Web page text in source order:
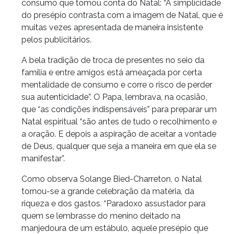
consumo que tomou conta do Natal: “A simplicidade
do presépio contrasta com a imagem de Natal, que é
muitas vezes apresentada de maneira insistente
pelos publicitários.
A bela tradição de troca de presentes no seio da
família e entre amigos está ameaçada por certa
mentalidade de consumo e corre o risco de perder
sua autenticidade”. O Papa, lembrava, na ocasião,
que “as condições indispensáveis” para preparar um
Natal espiritual “são antes de tudo o recolhimento e
a oração. E depois a aspiração de aceitar a vontade
de Deus, qualquer que seja a maneira em que ela se
manifestar”.
Como observa Solange Bied-Charreton, o Natal
tornou-se a grande celebração da matéria, da
riqueza e dos gastos. “Paradoxo assustador para
quem se lembrasse do menino deitado na
manjedoura de um estábulo, aquele presépio que